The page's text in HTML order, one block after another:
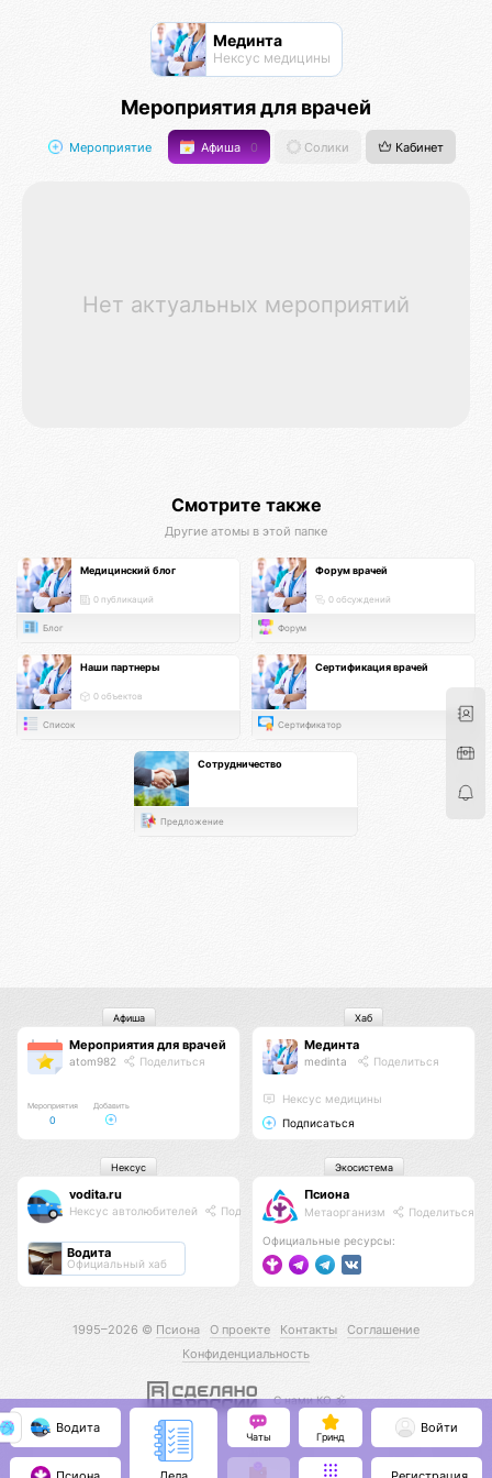
Мединта
Нексус медицины
Мероприятия для врачей
Мероприятие Афиша 0 Солики Кабинет
Нет актуальных мероприятий
Смотрите также
Другие атомы в этой папке
Медицинский блог
0 публикаций
Блог
Форум врачей
0 обсуждений
Форум
Наши партнеры
0 объектов
Список
Сертификация врачей
Сертификатор
Сотрудничество
Предложение
Мероприятия для врачей
atom982 Поделиться
Мероприятия
0
Добавить
Афиша
Мединта
medinta Поделиться
Нексус медицины
Подписаться
Хаб
vodita.ru
Нексус автолюбителей Поделиться
Водита
Официальный хаб
Нексус
Псиона
Метаорганизм Поделиться
Официальные ресурсы:
Экосистема
1995–2026 © Псиона О проекте Контакты
Соглашение
Конфиденциальность
С нами КО 🕉️
Водита
Чаты Гринд
Войти